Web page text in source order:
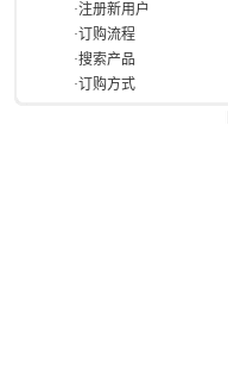
·注册新用户
·订购流程
·搜索产品
·订购方式